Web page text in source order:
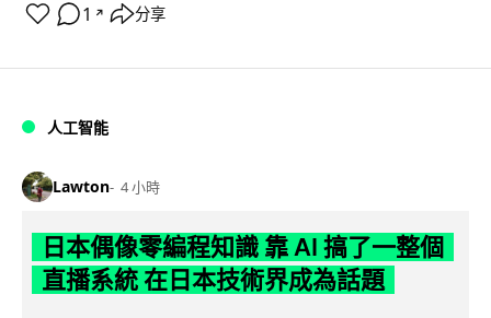
1 ↗ 分享
人工智能
Lawton 4 小時
日本偶像零編程知識 靠 AI 搞了一整個
直播系統 在日本技術界成為話題